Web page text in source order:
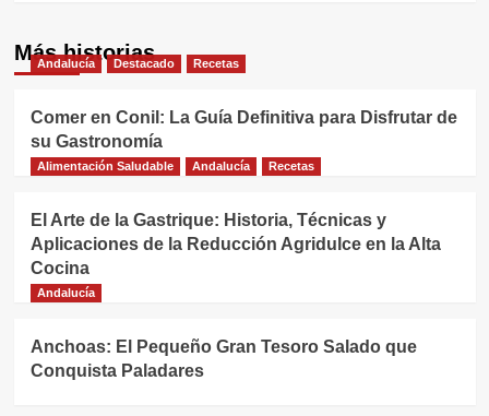
Más historias
Andalucía Destacado Recetas
Comer en Conil: La Guía Definitiva para Disfrutar de
su Gastronomía
Alimentación Saludable Andalucía Recetas
El Arte de la Gastrique: Historia, Técnicas y
Aplicaciones de la Reducción Agridulce en la Alta
Cocina
Andalucía
Anchoas: El Pequeño Gran Tesoro Salado que
Conquista Paladares